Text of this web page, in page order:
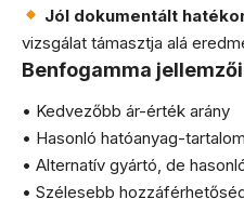
Jól dokumentált
vizsgálat támasztja alá
Benfogamma
• Kedvezőbb ár-érték arány
• Hasonló hatóanyag-tartalom
• Alternatív gyártó, de
• Szélesebb